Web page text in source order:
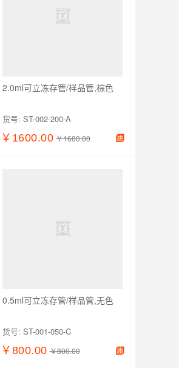
2.0ml可立冻存管/样品管,棕色
货号: ST-002-200-A
￥1600.00 ￥1600.00
0.5ml可立冻存管/样品管,无色
货号: ST-001-050-C
￥800.00 ￥800.00